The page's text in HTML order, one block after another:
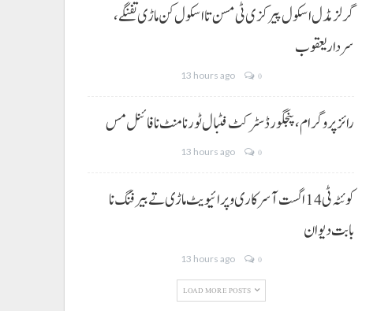
گرلز مڈل اسکول پیرکزی ٹی مسن تا اسکول کن ماڑی تفنگے،
سردار یعقوب
13 hours ago 0
رائز پروگرام، پنجگور ڈسٹرکٹ فٹبال ٹورنامنٹ نا فائنل مس
13 hours ago 0
کوئٹہ ٹی 14 اگست آ سرکاری و پرائیویٹ ماڑی تے بیرفنگ نا
بابت دیوان
13 hours ago 0
LOAD MORE POSTS